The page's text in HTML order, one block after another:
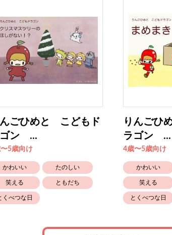
ごひめと こどもド
ン ...
5歳向け
かわいい たのしい
笑える ともだち
くべつな日
りんごひ
ラゴン ...
4歳〜5歳向け
かわいい
笑える
とくべつな日